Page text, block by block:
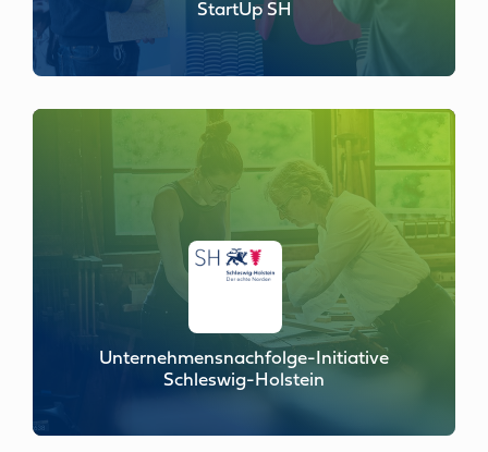
StartUp SH
Unternehmensnachfolge-Initiative
Schleswig-Holstein